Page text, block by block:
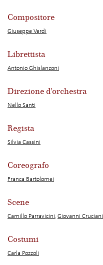
Compositore
Giuseppe Verdi
Librettista
Antonio Ghislanzoni
Direzione d'orchestra
Nello Santi
Regista
Silvia Cassini
Coreografo
Franca Bartolomei
Scene
Camillo Parravicini,Giovanni Cruciani
Costumi
Carla Pozzoli